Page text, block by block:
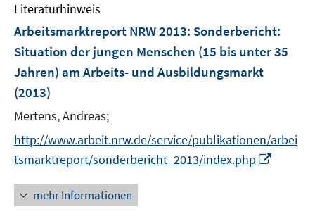
m
F
e
n
s
e
ö
f
n
Literaturhinweis
Arbeitsmarktreport NRW 2013: Sonderbericht:
Situation der jungen Menschen (15 bis unter 35
Jahren) am Arbeits- und Ausbildungsmarkt
(2013)
Mertens, Andreas;
http://www.arbeit.nrw.de/service/publikationen/arbei
tsmarktreport/sonderbericht_2013/index.php
mehr Informationen